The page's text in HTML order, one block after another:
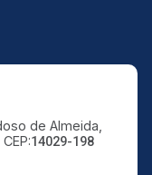
Aug/Mon
de Almeida,
14029-198